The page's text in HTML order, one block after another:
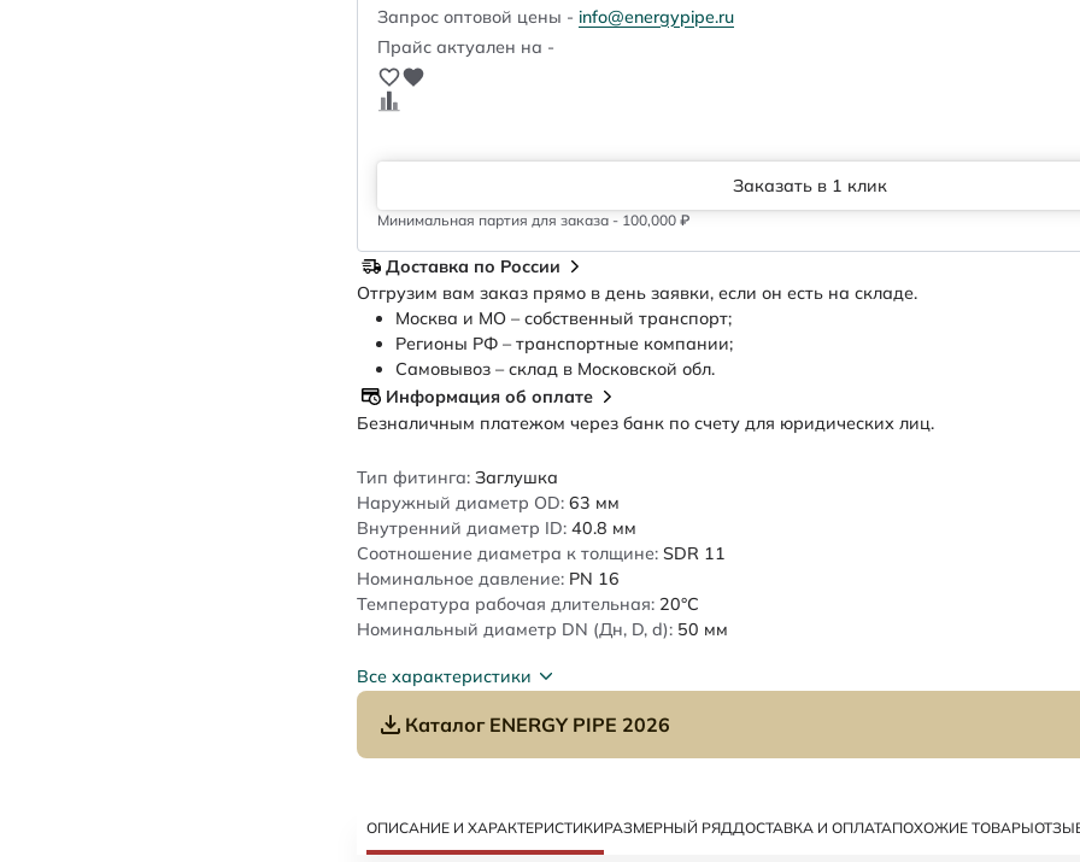
Тип фитинга: Заглушка
Наружный диаметр OD: 63 мм
Внутренний диаметр ID: 40.8 мм
Соотношение диаметра к толщине: SDR 11
Номинальное давление: PN 16
Температура рабочая длительная: 20°C
Номинальный диаметр DN (Дн, D, d): 50 мм
Все характеристики
Каталог ENERGY PIPE 2026
Запрос оптовой цены - info@energypipe.ru
Прайс актуален на -
Заказать в 1 клик
Минимальная партия для заказа - 100,000 ₽
Доставка по России
Отгрузим вам заказ прямо в день заявки, если он есть на складе.
Москва и МО – собственный транспорт;
Регионы РФ – транспортные компании;
Самовывоз – склад в Московской обл.
Информация об оплате
Безналичным платежом через банк по счету для юридических лиц.
ОПИСАНИЕ И ХАРАКТЕРИСТИКИРАЗМЕРНЫЙ РЯДДОСТАВКА И ОПЛАТАПОХОЖИЕ ТОВАРЫ